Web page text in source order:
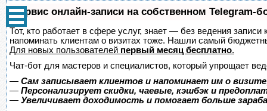
Сервис онлайн-записи на собственном Telegram-
Тот, кто работает в сфере услуг, знает — без ведения
напоминать клиентам о визитах тоже. Нашли самый
Для новых пользователей первый месяц бесплатно.
Чат-бот для мастеров и специалистов, который упрощает
— Сам записывает клиентов и напоминает им о
— Персонализирует скидки, чаевые, кэшбэк и
— Увеличивает доходимость и помогает больше